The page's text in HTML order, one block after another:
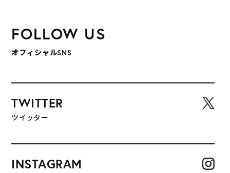
FOLLOW US
オフィシャルSNS
TWITTER
ツイッター
INSTAGRAM